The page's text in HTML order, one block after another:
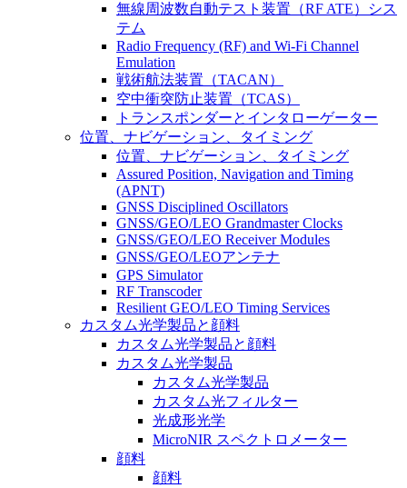
無線周波数自動テスト装置（RF ATE）シス
テム
Radio Frequency (RF) and Wi-Fi Channel
Emulation
戦術航法装置（TACAN）
空中衝突防止装置（TCAS）
トランスポンダーとインタローゲーター
位置、ナビゲーション、タイミング
位置、ナビゲーション、タイミング
Assured Position, Navigation and Timing
(APNT)
GNSS Disciplined Oscillators
GNSS/GEO/LEO Grandmaster Clocks
GNSS/GEO/LEO Receiver Modules
GNSS/GEO/LEOアンテナ
GPS Simulator
RF Transcoder
Resilient GEO/LEO Timing Services
カスタム光学製品と顔料
カスタム光学製品と顔料
カスタム光学製品
カスタム光学製品
カスタム光フィルター
光成形光学
MicroNIR スペクトロメーター
顔料
顔料